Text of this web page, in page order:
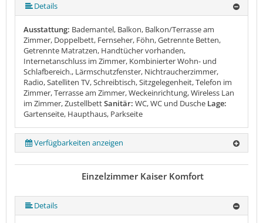
Details
Ausstattung: Bademantel, Balkon, Balkon/Terrasse am
Zimmer, Doppelbett, Fernseher, Föhn, Getrennte Betten,
Getrennte Matratzen, Handtücher vorhanden,
Internetanschluss im Zimmer, Kombinierter Wohn- und
Schlafbereich., Lärmschutzfenster, Nichtraucherzimmer,
Radio, Satelliten TV, Schreibtisch, Sitzgelegenheit, Telefon im
Zimmer, Terrasse am Zimmer, Weckeinrichtung, Wireless Lan
im Zimmer, ZustellbettSanitär: WC, WC und Dusche Lage:
Gartenseite, Haupthaus, Parkseite
Verfügbarkeiten anzeigen
Einzelzimmer Kaiser Komfort
Details